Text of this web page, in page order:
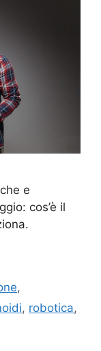
e
cos’è il
,
, robotica,